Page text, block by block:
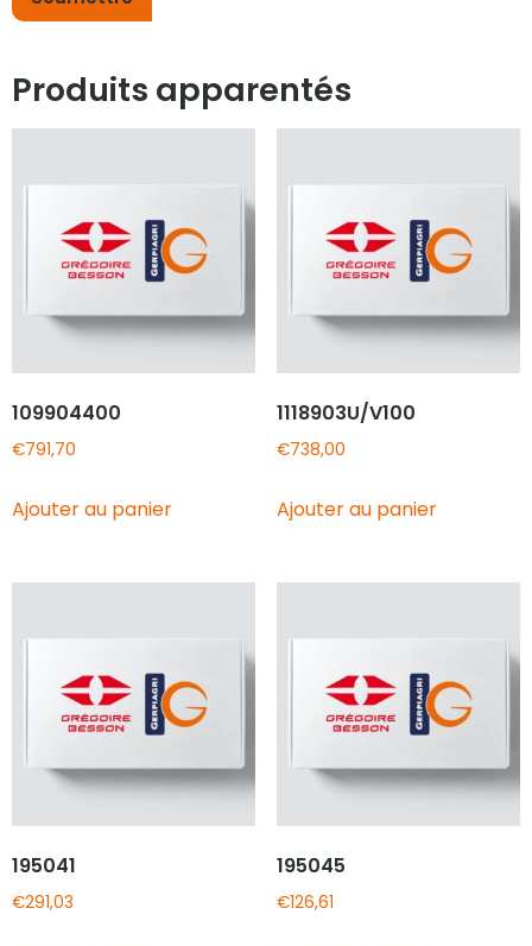
Produits apparentés
109904400
€791,70
Ajouter au panier
1118903U/V100
€738,00
Ajouter au panier
195041
€291,03
195045
€126,61